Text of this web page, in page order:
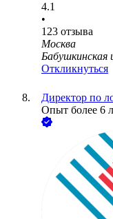
4.1
•
123 отзыва
Москва
Бабушкинская
Откликнуться
Директор по
Опыт более 6